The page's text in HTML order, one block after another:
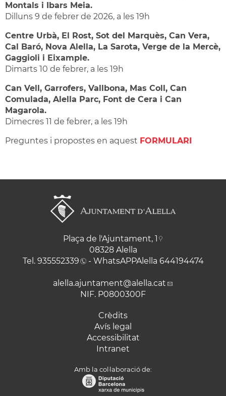
Montals i Ibars Meia.
Dilluns 9 de febrer de 2026, a les 19h
Centre Urbà, El Rost, Sot del Marquès, Can Vera,
Cal Baró, Nova Alella, La Sarota, Verge de la Mercè,
Gaggioli i Eixample.
Dimarts 10 de febrer, a les 19h
Can Vell, Garrofers, Vallbona, Mas Coll, Can
Comulada, Alella Parc, Font de Cera i Can
Magarola.
Dimecres 11 de febrer, a les 19h
Preguntes i propostes en aquest FORMULARI
Plaça de l'Ajuntament, 1
08328 Alella
Tel. 935552339 - WhatsAPPAlella 644194474
alella.ajuntament@alella.cat
NIF. P0800300F
Crèdits
Avís legal
Accessibilitat
Intranet
Amb la col·laboració de: